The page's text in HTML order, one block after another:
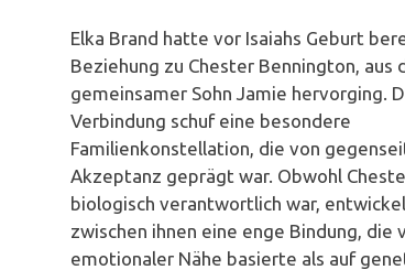
Elka Brand hatte vor Isaiahs Geburt
Beziehung zu Chester Bennington, aus
gemeinsamer Sohn Jamie hervorging.
Verbindung schuf eine besondere
Familienkonstellation, die von
Akzeptanz geprägt war. Obwohl
biologisch verantwortlich war,
zwischen ihnen eine enge Bindung, die
emotionaler Nähe basierte als auf